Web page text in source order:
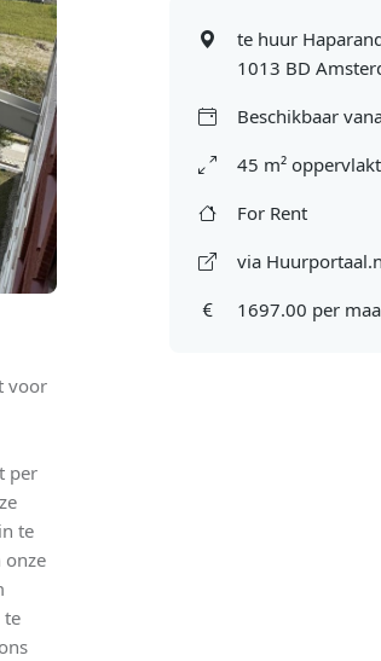
voor
per
te
onze
te
te huur
1013 BD
Beschikbaar
45 m²
For Rent
via
1697.00 per